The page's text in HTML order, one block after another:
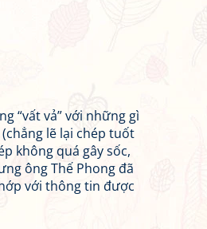
“vất vả” với những gì
lẽ lại chép tuốt
không quá gây sốc,
ông Thế Phong đã
với thông tin được